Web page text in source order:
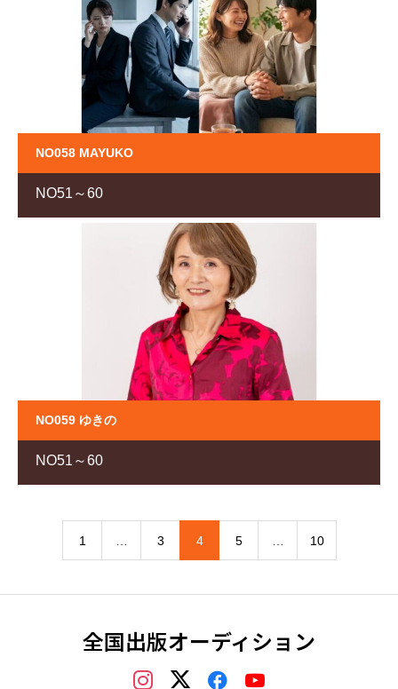
NO058 MAYUKO
NO51～60
NO059 ゆきの
NO51～60
1 3 4 5 10
全国出版オーディション